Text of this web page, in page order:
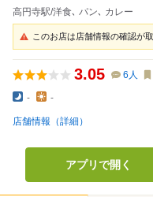
高円寺駅/洋食､ パン､ カレー
このお店は店舗情報の確認が
3.05 6 人
- -
店舗情報（詳細）
アプリで開く